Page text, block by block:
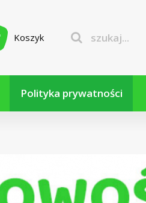
Koszyk szukaj...
Polityka prywatności